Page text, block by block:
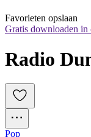
Favorieten opslaan
Gratis downloaden in
Radio
Pop